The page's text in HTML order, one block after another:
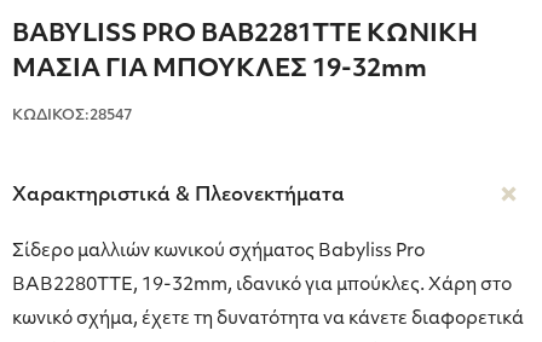
BABYLISS PRO BAB2281TTE ΚΩΝΙΚΗ
ΜΑΣΙΑ ΓΙΑ ΜΠΟΥΚΛΕΣ 19-32mm
ΚΩΔΙΚΟΣ:28547
Χαρακτηριστικά & Πλεονεκτήματα
Σίδερο μαλλιών κωνικού σχήματος Babyliss Pro
BAB2280TTE, 19-32mm, ιδανικό για μπούκλες. Χάρη στο
κωνικό σχήμα, έχετε τη δυνατότητα να κάνετε διαφορετικά